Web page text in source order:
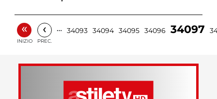
«
INIZIO
‹
PREC.
… 34093 34094 34095 34096 34097